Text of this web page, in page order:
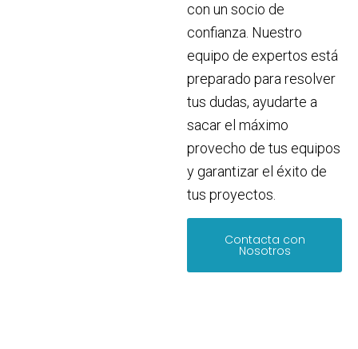
con un socio de
confianza. Nuestro
equipo de expertos está
preparado para resolver
tus dudas, ayudarte a
sacar el máximo
provecho de tus equipos
y garantizar el éxito de
tus proyectos.
Contacta con
Nosotros